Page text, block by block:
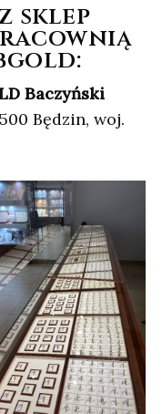
sklep
Baczyński
Będzin, woj.